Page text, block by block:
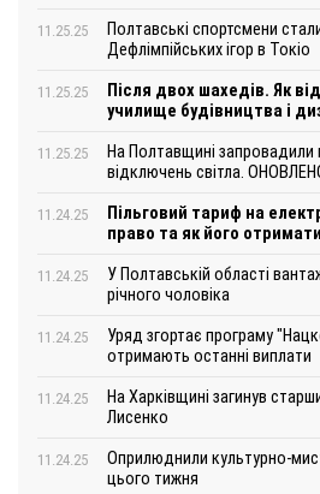
11.25.25
Полтавські спортсмени
Дефлімпійських ігор в Токіо
11.25.25
Після двох шахедів. Як
училище будівництва і
11.25.25
На Полтавщині запровадили
відключень світла.
11.24.25
Пільговий тариф на
право та як його
11.24.25
У Полтавській області
річного чоловіка
11.24.25
Уряд згортає програму
отримають останні виплати
11.24.25
На Харківщині загинув
Лисенко
11.24.25
Оприлюднили культурно-
цього тижня